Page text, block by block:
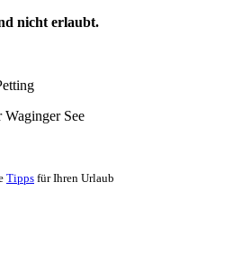
nicht erlaubt.
Tipps für Ihren Urlaub